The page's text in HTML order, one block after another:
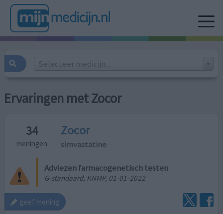
Selecteer medicijn...
Ervaringen met Zocor
34
meningen
Zocor
simvastatine
Adviezen farmacogenetisch testen
G-standaard, KNMP, 01-01-2022
geef mening